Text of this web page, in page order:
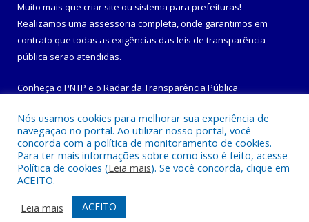
Muito mais que criar site ou sistema para prefeituras!
Realizamos uma assessoria completa, onde garantimos em
contrato que todas as exigências das leis de transparência
pública serão atendidas.
Conheça o PNTP e o Radar da Transparência Pública
Todos os direitos reservados a Prefeitura Municipal de
Maracanã.
Mapa do Site
Acessar Área Administrativa
Acessar Webmail
Nós usamos cookies para melhorar sua experiência de
navegação no portal. Ao utilizar nosso portal, você
concorda com a política de monitoramento de cookies.
Para ter mais informações sobre como isso é feito, acesse
Política de cookies (Leia mais). Se você concorda, clique em
ACEITO.
Leia mais
ACEITO